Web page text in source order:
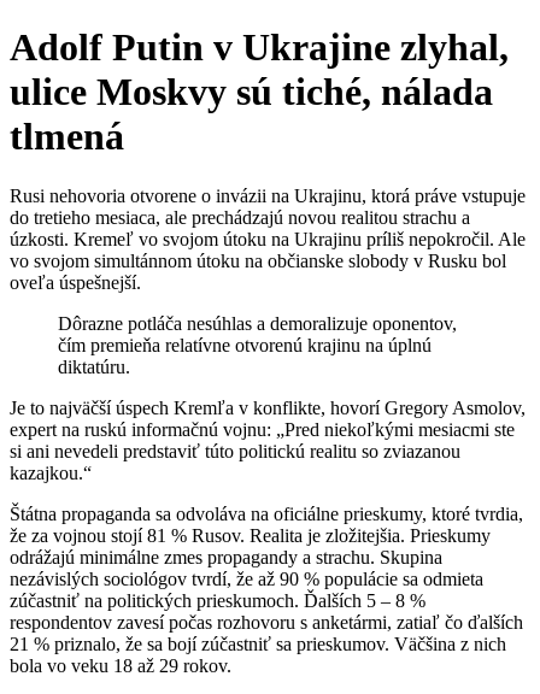
Adolf Putin v Ukrajine zlyhal,
ulice Moskvy sú tiché, nálada
tlmená
Rusi nehovoria otvorene o invázii na Ukrajinu, ktorá práve vstupuje
do tretieho mesiaca, ale prechádzajú novou realitou strachu a
úzkosti. Kremeľ vo svojom útoku na Ukrajinu príliš nepokročil. Ale
vo svojom simultánnom útoku na občianske slobody v Rusku bol
oveľa úspešnejší.
Dôrazne potláča nesúhlas a demoralizuje oponentov,
čím premieňa relatívne otvorenú krajinu na úplnú
diktatúru.
Je to najväčší úspech Kremľa v konflikte, hovorí Gregory Asmolov,
expert na ruskú informačnú vojnu: „Pred niekoľkými mesiacmi ste
si ani nevedeli predstaviť túto politickú realitu so zviazanou
kazajkou.“
Štátna propaganda sa odvoláva na oficiálne prieskumy, ktoré tvrdia,
že za vojnou stojí 81 % Rusov. Realita je zložitejšia. Prieskumy
odrážajú minimálne zmes propagandy a strachu. Skupina
nezávislých sociológov tvrdí, že až 90 % populácie sa odmieta
zúčastniť na politických prieskumoch. Ďalších 5 – 8 %
respondentov zavesí počas rozhovoru s anketármi, zatiaľ čo ďalších
21 % priznalo, že sa bojí zúčastniť sa prieskumov. Väčšina z nich
bola vo veku 18 až 29 rokov.